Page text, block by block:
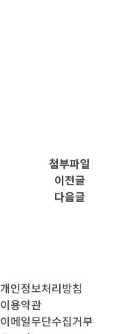
첨부파일
이전글
다음글
개인정보처리방침
이용약관
이메일무단수집거부